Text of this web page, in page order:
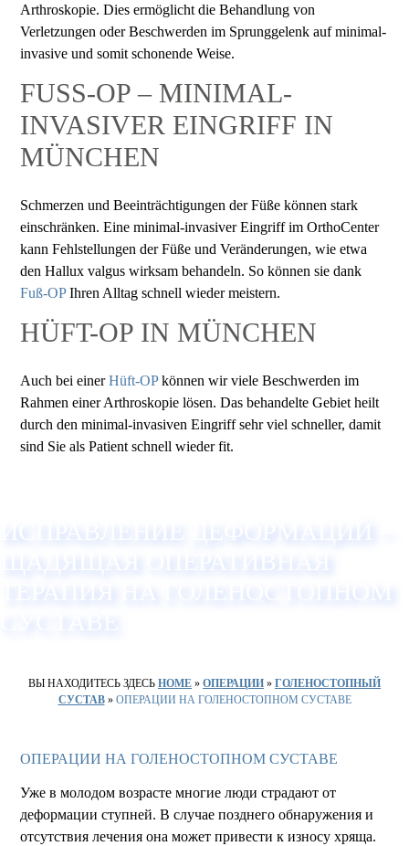
Arthroskopie. Dies ermöglicht die Behandlung von
Verletzungen oder Beschwerden im Sprunggelenk auf minimal-
invasive und somit schonende Weise.
FUSS-OP – MINIMAL-I
NVASIVER EINGRIFF IN M
ÜNCHEN
Schmerzen und Beeinträchtigungen der Füße können stark
einschränken. Eine minimal-invasiver Eingriff im OrthoCenter
kann Fehlstellungen der Füße und Veränderungen, wie etwa
den Hallux valgus wirksam behandeln. So können sie dank
Fuß-OPIhren Alltag schnell wieder meistern.
HÜFT-OP IN MÜNCHEN
Auch bei einerHüft-OPkönnen wir viele Beschwerden im
Rahmen einer Arthroskopie lösen. Das behandelte Gebiet heilt
durch den minimal-invasiven Eingriff sehr viel schneller, damit
sind Sie als Patient schnell wieder fit.
ИСПРАВЛЕНИЕ ДЕФОРМАЦИЙ –
ЩАДЯЩАЯ ОПЕРАТИВНАЯ
ТЕРАПИЯ НА ГОЛЕНОСТОПНОМ
СУСТАВЕ
ВЫ НАХОДИТЕСЬ ЗДЕСЬ HOME » ОПЕРАЦИИ » ГОЛЕНОСТОПНЫЙ
СУСТАВ» ОПЕРАЦИИ НА ГОЛЕНОСТОПНОМ СУСТАВЕ
ОПЕРАЦИИ НА ГОЛЕНОСТОПНОМ СУСТАВЕ
Уже в молодом возрасте многие люди страдают от
деформации ступней. В случае позднего обнаружения и
отсутствия лечения она может привести к износу хряща.